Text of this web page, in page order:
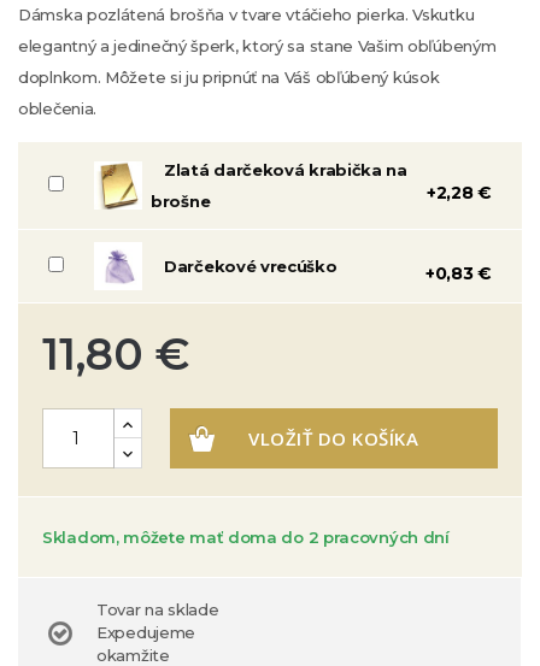
Dámska pozlátená brošňa v tvare vtáčieho pierka. Vskutku
elegantný a jedinečný šperk, ktorý sa stane Vašim obľúbeným
doplnkom. Môžete si ju pripnúť na Váš obľúbený kúsok
oblečenia.
Zlatá darčeková krabička na
brošne
+2,28 €
Darčekové vrecúško +0,83 €
11,80 €
VLOŽIŤ DO KOŠÍKA
Skladom, môžete mať doma do 2 pracovných dní
Tovar na sklade
Expedujeme
okamžite